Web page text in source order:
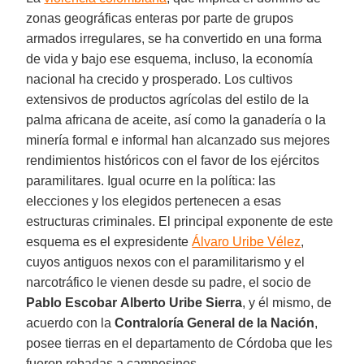
zonas geográficas enteras por parte de grupos
armados irregulares, se ha convertido en una forma
de vida y bajo ese esquema, incluso, la economía
nacional ha crecido y prosperado. Los cultivos
extensivos de productos agrícolas del estilo de la
palma africana de aceite, así como la ganadería o la
minería formal e informal han alcanzado sus mejores
rendimientos históricos con el favor de los ejércitos
paramilitares. Igual ocurre en la política: las
elecciones y los elegidos pertenecen a esas
estructuras criminales. El principal exponente de este
esquema es el expresidenteÁlvaro Uribe Vélez,
cuyos antiguos nexos con el paramilitarismo y el
narcotráfico le vienen desde su padre, el socio de
Pablo Escobar Alberto Uribe Sierra, y él mismo, de
acuerdo con laContraloría General de la Nación,
posee tierras en el departamento de Córdoba que les